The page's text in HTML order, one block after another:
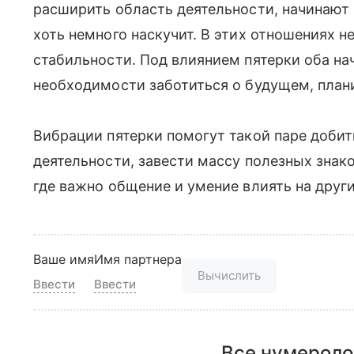
расширить область деятельности,
хоть немного наскучит. В этих отношениях
стабильности. Под влиянием пятерки оба
необходимости заботиться о будущем,
Вибрации пятерки помогут такой паре
деятельности, завести массу полезных
где важно общение и умение влиять на
Ваше имя
Ввести
Имя партнера
Ввести
Вычислить